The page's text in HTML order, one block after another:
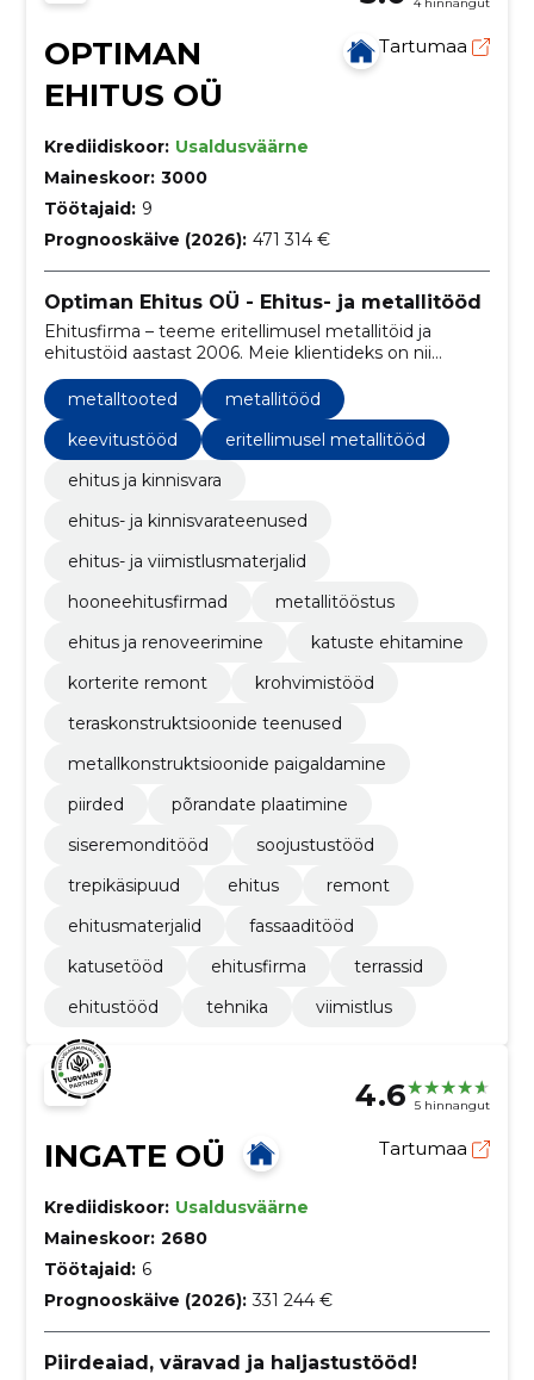
OPTIMAN
EHITUS OÜ
Tartumaa
Krediidiskoor: Usaldusväärne
Maineskoor: 3000
Töötajaid: 9
Prognooskäive (2026): 471 314 €
Optiman Ehitus OÜ - Ehitus- ja metallitööd
Ehitusfirma – teeme eritellimusel metallitöid ja
ehitustöid aastast 2006. Meie klientideks on nii
eraisikud, korteriühistud kui ettevõtted.
metalltooted
metallitööd
keevitustööd
eritellimusel metallitööd
ehitus ja kinnisvara
ehitus- ja kinnisvarateenused
ehitus- ja viimistlusmaterjalid
hooneehitusfirmad
metallitööstus
ehitus ja renoveerimine
katuste ehitamine
korterite remont
krohvimistööd
teraskonstruktsioonide teenused
metallkonstruktsioonide paigaldamine
piirded
põrandate plaatimine
siseremonditööd
soojustustööd
trepikäsipuud
ehitus
remont
ehitusmaterjalid
fassaaditööd
katusetööd
ehitusfirma
terrassid
ehitustööd
tehnika viimistlus
4.6 5 hinnangut
INGATE OÜ Tartumaa
Krediidiskoor: Usaldusväärne
Maineskoor: 2680
Töötajaid: 6
Prognooskäive (2026): 331 244 €
Piirdeaiad, väravad ja haljastustööd!